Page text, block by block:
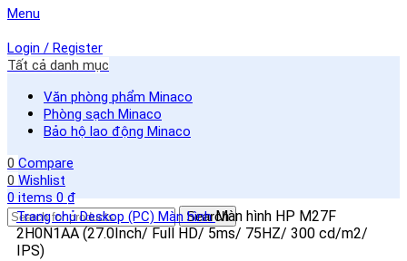
Menu
Login / Register
Tất cả danh mục
Văn phòng phẩm Minaco
Phòng sạch Minaco
Bảo hộ lao động Minaco
0 Compare
0 Wishlist
0items 0₫
Search
Trang chủDeskop (PC) Màn hìnhMàn hình HP M27F
2H0N1AA (27.0Inch/ Full HD/ 5ms/ 75HZ/ 300 cd/m2/
IPS)